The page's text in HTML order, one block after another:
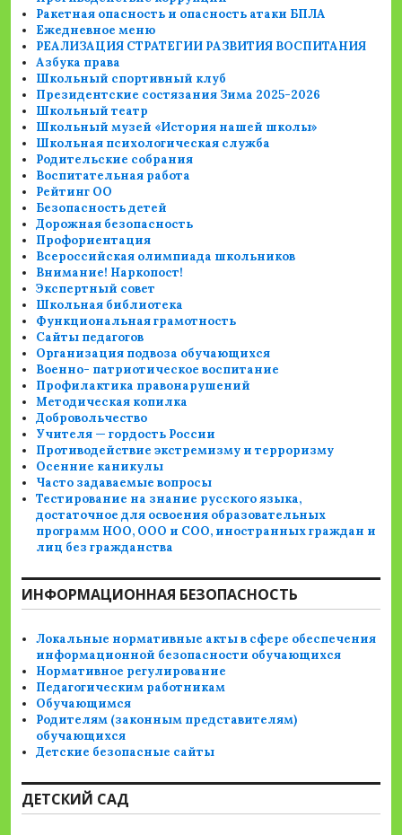
Ракетная опасность и опасность атаки БПЛА
Ежедневное меню
РЕАЛИЗАЦИЯ СТРАТЕГИИ РАЗВИТИЯ ВОСПИТАНИЯ
Азбука права
Школьный спортивный клуб
Президентские состязания Зима 2025-2026
Школьный театр
Школьный музей «История нашей школы»
Школьная психологическая служба
Родительские собрания
Воспитательная работа
Рейтинг ОО
Безопасность детей
Дорожная безопасность
Профориентация
Всероссийская олимпиада школьников
Внимание! Наркопост!
Экспертный совет
Школьная библиотека
Функциональная грамотность
Сайты педагогов
Организация подвоза обучающихся
Военно- патриотическое воспитание
Профилактика правонарушений
Методическая копилка
Добровольчество
Учителя — гордость России
Противодействие экстремизму и терроризму
Осенние каникулы
Часто задаваемые вопросы
Тестирование на знание русского языка,
достаточное для освоения образовательных
программ НОО, ООО и СОО, иностранных граждан и
лиц без гражданства
ИНФОРМАЦИОННАЯ БЕЗОПАСНОСТЬ
Локальные нормативные акты в сфере обеспечения
информационной безопасности обучающихся
Нормативное регулирование
Педагогическим работникам
Обучающимся
Родителям (законным представителям)
обучающихся
Детские безопасные сайты
ДЕТСКИЙ САД